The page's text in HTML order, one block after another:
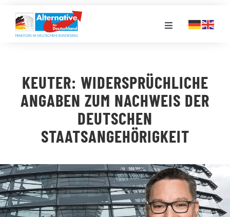
Inhalt
springen
Toggle
LANDESGRUPPEN
VERANSTALTUNGEN
STELLENPORTAL
KEUTER: WIDERSPRÜCHLICHE
ANGABEN ZUM NACHWEIS DER
DEUTSCHEN
STAATSANGEHÖRIGKEIT